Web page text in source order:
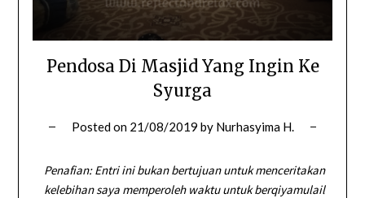
Pendosa Di Masjid Yang Ingin Ke
Syurga
Posted on 21/08/2019 by Nurhasyima H.
Penafian: Entri ini bukan bertujuan untuk menceritakan
kelebihan saya memperoleh waktu untuk berqiyamulail